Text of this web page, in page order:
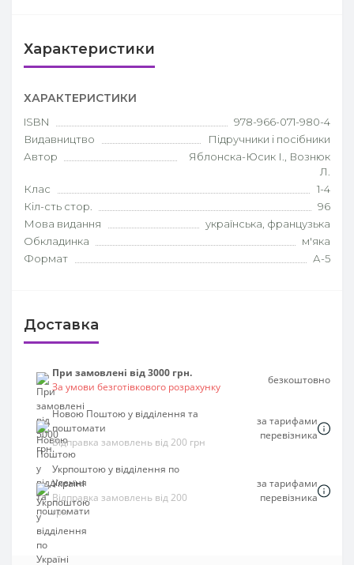
Характеристики
ХАРАКТЕРИСТИКИ
ISBN
978-966-071-980-4
Видавництво
Підручники і посібники
Автор
Яблонска-Юсик І., Вознюк
Л.
Клас
1-4
Кіл-сть стор.
96
Мова видання
українська, французька
Обкладинка
м'яка
Формат
А-5
Доставка
При замовлені від 3000 грн.
За умови безготівкового розрахунку
безкоштовно
Новою Поштою у відділення та
поштомати
Відправка замовлень від 200 грн
за тарифами
перевізника
Укрпоштою у відділення по
Україні
Відправка замовлень від 200
грн
за тарифами
перевізника